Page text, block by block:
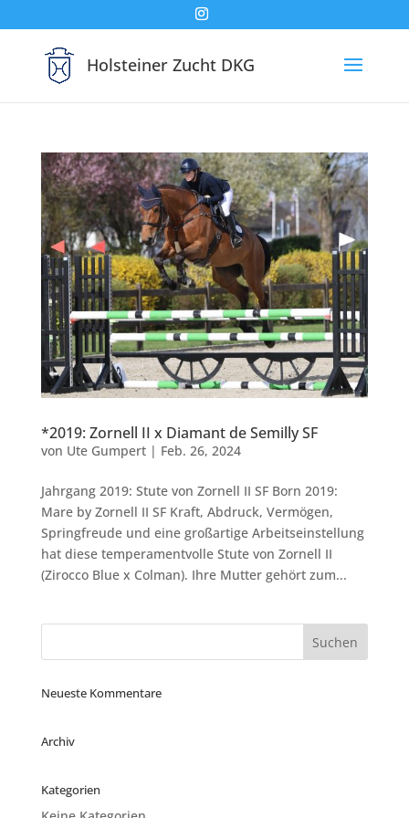
Holsteiner Zucht DKG
*2019: Zornell II x Diamant de Semilly SF
von Ute Gumpert| Feb. 26, 2024
Jahrgang 2019: Stute von Zornell II SF Born 2019:
Mare by Zornell II SF Kraft, Abdruck, Vermögen,
Springfreude und eine großartige Arbeitseinstellung
hat diese temperamentvolle Stute von Zornell II
(Zirocco Blue x Colman). Ihre Mutter gehört zum...
Neueste Kommentare
Archiv
Kategorien